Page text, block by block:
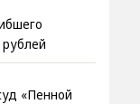
«Пенной